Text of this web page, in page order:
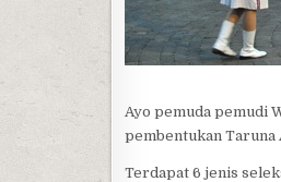
Ayo pemuda pemudi
pembentukan Taruna
Terdapat 6 jenis